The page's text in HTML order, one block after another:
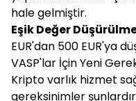
hale gelmiştir.
Eşik Değer
EUR'dan 500 EUR'ya
VASP'lar İçin Yeni
Kripto varlık hizmet
gereksinimler